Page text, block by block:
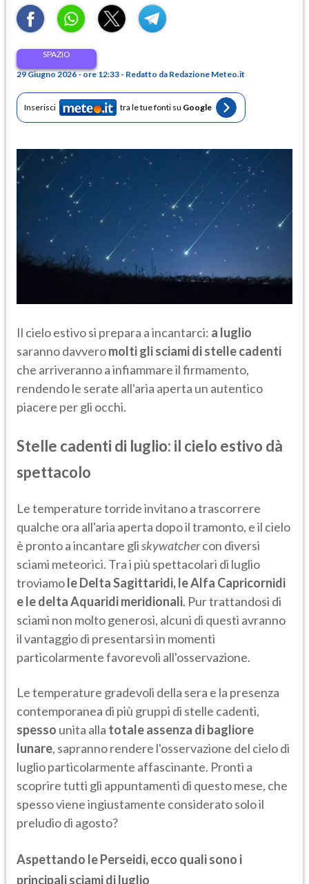
SPAZIO
29 Giugno 2026 - ore 12:33 - Redatto da Redazione Meteo.it
Inserisci tra le tue fonti su Google
Il cielo estivo si prepara a incantarci: a luglio
saranno davveromolti gli sciami di stelle cadenti
che arriveranno a infiammare il firmamento,
rendendo le serate all'aria aperta un autentico
piacere per gli occhi.
Stelle cadenti di luglio: il cielo estivo dà
spettacolo
Le temperature torride invitano a trascorrere
qualche ora all'aria aperta dopo il tramonto, e il cielo
è pronto a incantare gliskywatchercon diversi
sciami meteorici. Tra i più spettacolari di luglio
troviamole Delta Sagittaridi, le Alfa Capricornidi
e le delta Aquaridi meridionali. Pur trattandosi di
sciami non molto generosi, alcuni di questi avranno
il vantaggio di presentarsi in momenti
particolarmente favorevoli all'osservazione.
Le temperature gradevoli della sera e la presenza
contemporanea di più gruppi di stelle cadenti,
spesso unita alla totale assenza di bagliore
lunare, sapranno rendere l'osservazione del cielo di
luglio particolarmente affascinante. Pronti a
scoprire tutti gli appuntamenti di questo mese, che
spesso viene ingiustamente considerato solo il
preludio di agosto?
Aspettando le Perseidi, ecco quali sono i
principali sciami di luglio